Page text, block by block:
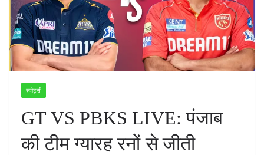
स्पोर्ट्स
GT VS PBKS LIVE: पंजाब
की टीम ग्यारह रनों से जीती